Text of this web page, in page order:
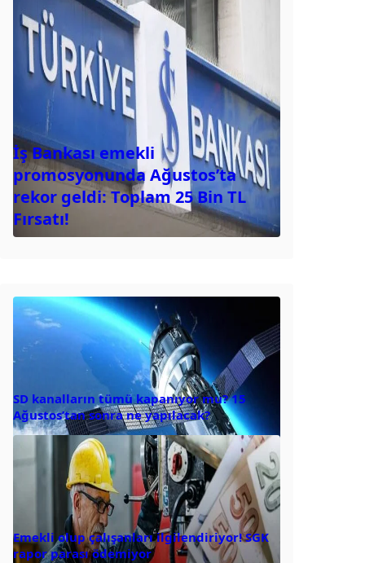
İş Bankası emekli
promosyonunda Ağustos’ta
rekor geldi: Toplam 25 Bin TL
Fırsatı!
SD kanalların tümü kapanıyor mu? 15
Ağustos’tan sonra ne yapılacak?
Emekli olup çalışanları ilgilendiriyor! SGK
rapor parası ödemiyor